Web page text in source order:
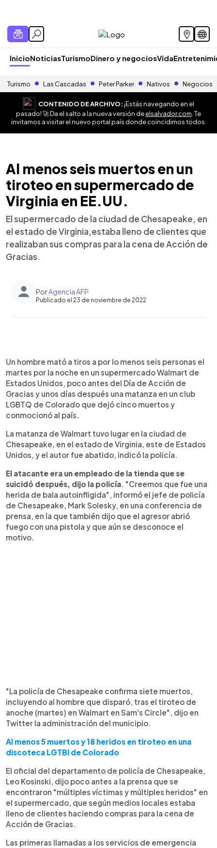
InicioNoticiasTurismoDinero y negociosVida
Turismo Las Cascadas Peter Parker Nativos Negocios
CONTENIDO DE ARCHIVO:¡Estás navegando en el
pasado! 🚀 Da el salto a la nueva versión deelsalvador.com . Te
invitamos a visitar el nuevo portal país donde coincidimos todos.
Al menos seis muertos en un
tiroteo en supermercado de
Virginia en EE.UU.
El supermercado de la ciudad de Chesapeake, en
el estado de Virginia,estaba lleno de clientes que
realizaban sus compras para la cena de Acción de
Gracias.
PorAgencia AFP
Publicado el 23 de noviembre de 2022
► Escuchar artículo
Un hombre mató a tiros a por lo menos seis personas el
martes por la noche en un supermercado Walmart de
Estados Unidos, poco antes del Día de Acción de
Gracias y unos días después una matanza en un club
LGBTQ de Colorado que dejó cinco muertos y
conmocionó al país.
La matanza de Walmart tuvo lugar en la ciudad de
Chesapeake, en el estado de Virginia, este de Estados
Unidos, y el autor fue abatido, indicó la policía.
El atacante era un empleado de la tienda que se
suicidó después, dijo la policía. "Creemos que fue una
herida de bala autoinfligida", informó el jefe de policía
de Chesapeake, Mark Solesky, en una conferencia de
prensa, en la que también dijo que el agresor abrió
fuego con una pistola y que aún se desconoce el
motivo.
"La policía de Chesapeake confirma siete muertos,
incluyendo al hombre que disparó, tras el tiroteo de
anoche (martes) en Walmart en Sam's Circle", dijo en
Twitter la administración del municipio.
Al menos 5 muertos y 18 heridos en tiroteo en una
discoteca LGTBI de Colorado
El oficial del departamento de policía de Chesapeake,
Leo Kosinski, dijo poco antes a la prensa que se
encontraron "múltiples víctimas y múltiples heridos" en
el supermercado, que según medios locales estaba
lleno de clientes haciendo compras para la cena de
Acción de Gracias.
Las primeras llamadas a los servicios de emergencia